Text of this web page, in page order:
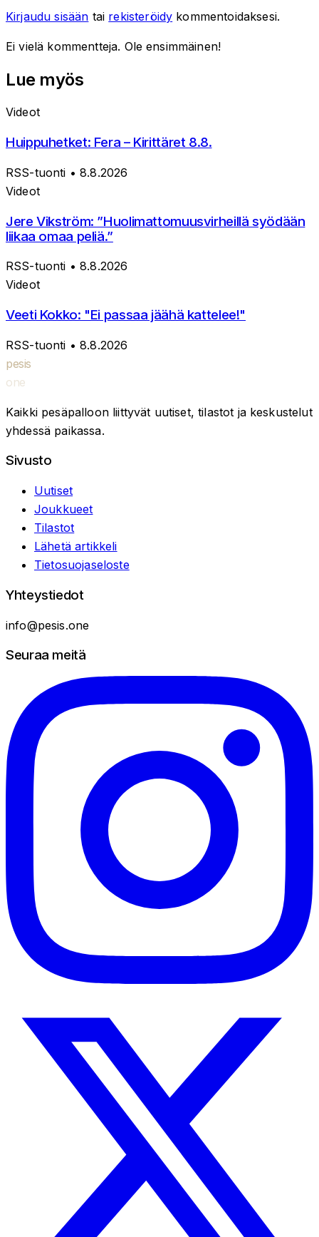
Kirjaudu sisään tai rekisteröidy kommentoidaksesi.
Ei vielä kommentteja. Ole ensimmäinen!
Lue myös
Videot
Huippuhetket: Fera – Kirittäret 8.8.
RSS-tuonti • 8.8.2026
Videot
Jere Vikström: ”Huolimattomuusvirheillä syödään
liikaa omaa peliä.”
RSS-tuonti • 8.8.2026
Videot
Veeti Kokko: "Ei passaa jäähä kattelee!"
RSS-tuonti • 8.8.2026
pesis
one
Kaikki pesäpalloon liittyvät uutiset, tilastot ja keskustelut
yhdessä paikassa.
Sivusto
Uutiset
Joukkueet
Tilastot
Lähetä artikkeli
Tietosuojaseloste
Yhteystiedot
info@pesis.one
Seuraa meitä